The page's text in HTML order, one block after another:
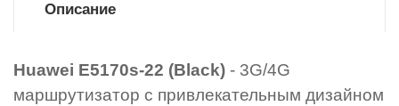
Описание
Huawei E5170s-22 (Black) - 3G/4G
маршрутизатор с привлекательным дизайном